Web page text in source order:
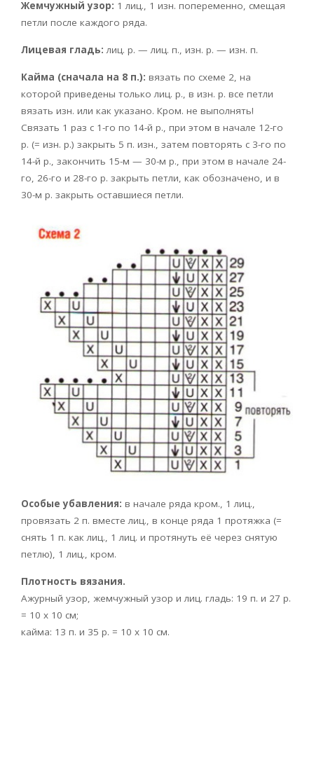
Жемчужный узор: 1 лиц., 1 изн. попеременно, смещая
петли после каждого ряда.
Лицевая гладь: лиц. р. — лиц. п., изн. р. — изн. п.
Кайма (сначала на 8 п.): вязать по схеме 2, на
которой приведены только лиц. р., в изн. р. все петли
вязать изн. или как указано. Кром. не выполнять!
Связать 1 раз с 1-го по 14-й р., при этом в начале 12-го
р. (= изн. р.) закрыть 5 п. изн., затем повторять с 3-го по
14-й р., закончить 15-м — 30-м р., при этом в начале 24-
го, 26-го и 28-го р. закрыть петли, как обозначено, и в
30-м р. закрыть оставшиеся петли.
Особые убавления: в начале ряда кром., 1 лиц.,
провязать 2 п. вместе лиц., в конце ряда 1 протяжка (=
снять 1 п. как лиц., 1 лиц. и протянуть её через снятую
петлю), 1 лиц., кром.
Плотность вязания.
Ажурный узор, жемчужный узор и лиц. гладь: 19 п. и 27 р.
= 10 х 10 см;
кайма: 13 п. и 35 р. = 10 х 10 см.